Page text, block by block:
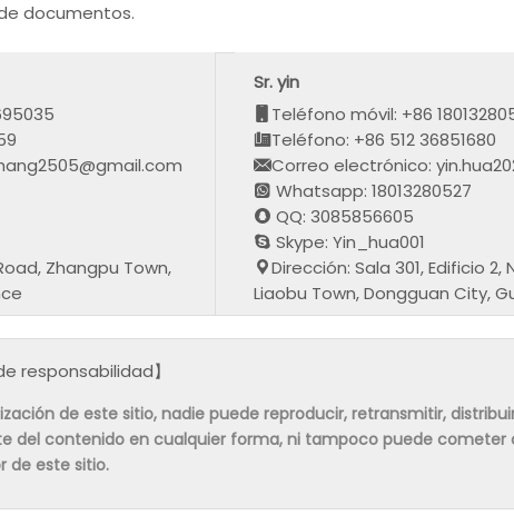
documentos.
Zhangpu Town,
Sr. yin
Teléfono móvil: +86
Teléfono: +86 512 36851680
Correo electrónico:
Whatsapp: 18013280527
QQ: 3085856605
Skype: Yin_hua001
Dirección: Sala 301, Edificio 2,
Liaobu Town, Dongguan City,
responsabilidad】
de este sitio, nadie puede reproducir, retransmitir,
del contenido en cualquier forma, ni tampoco puede cometer
de este sitio.